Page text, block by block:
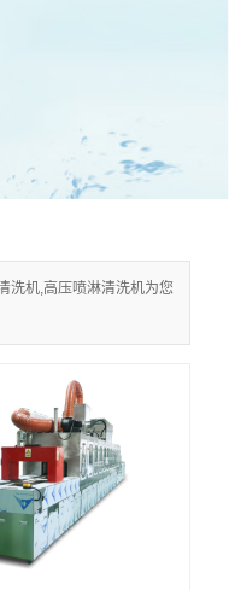
洗机,高压喷淋清洗机为您